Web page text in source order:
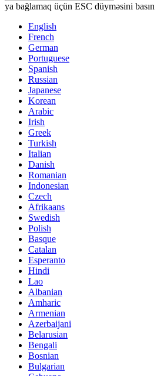
ya bağlamaq üçün ESC düyməsini basın
English
French
German
Portuguese
Spanish
Russian
Japanese
Korean
Arabic
Irish
Greek
Turkish
Italian
Danish
Romanian
Indonesian
Czech
Afrikaans
Swedish
Polish
Basque
Catalan
Esperanto
Hindi
Lao
Albanian
Amharic
Armenian
Azerbaijani
Belarusian
Bengali
Bosnian
Bulgarian